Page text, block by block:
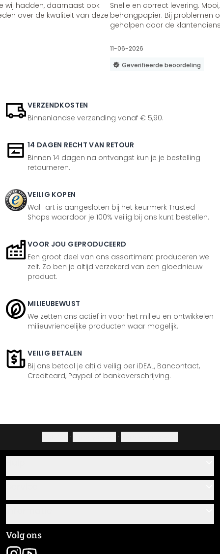
wij hadden, daarnaast ook
over de kwaliteit van deze
Snelle en correct levering.
behangpapier. Bij problemen
geholpen door de
11-06-2026
Geverifieerde beoordeling
VERZENDKOSTEN
Binnenlandse verzending vanaf € 5,90.
14 DAGEN RECHT VAN RETOUR
Binnen 14 dagen na ontvangst kun je je bestelling
retourneren.
VEILIG KOPEN
Wall-art is aangesloten bij het keurmerk Trusted
Shops waardoor je 100% veilig bij ons kunt bestellen.
VOOR JOU GEPRODUCEERD
Een groot deel van ons assortiment produceren we
zelf. Zo ben je altijd verzekerd van een gloednieuw
product.
MILIEUBEWUST
We zetten ons actief in voor het milieu en ontwikkelen
milieuvriendelijke producten waar mogelijk.
VEILIG BETALEN
Bij ons betaal je altijd veilig per iDEAL, Bancontact,
Creditcard, Paypal of bankoverschrijving.
· ·
Over ons
Plak- en montagehandleidingen
Materiaaloverzicht
Algemene voorwaarden
Colofon
Volg ons